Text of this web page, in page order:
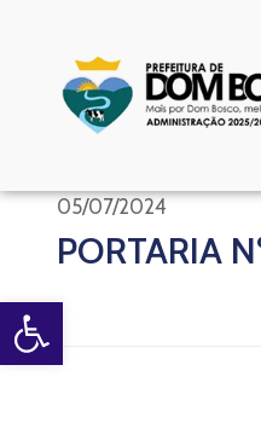
Open toolbar
05/07/2024
PORTARIA